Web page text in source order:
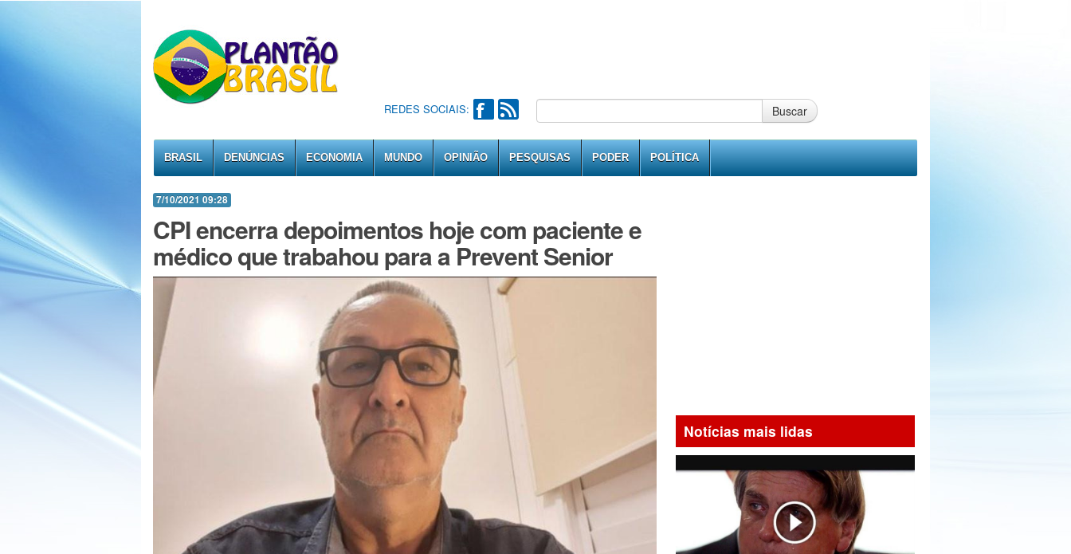
REDES SOCIAIS: Buscar
BRASIL DENÚNCIAS ECONOMIA MUNDO OPINIÃO PESQUISAS PODER POLÍTICA
7/10/2021 09:28
CPI encerra depoimentos hoje com paciente e
médico que trabahou para a Prevent Senior
Notícias mais lidas